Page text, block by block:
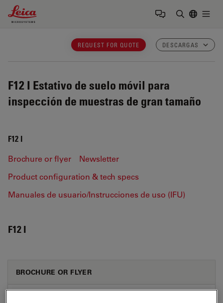
Leica Microsystems Logo
REQUEST FOR QUOTE DESCARGAS
F12 I Estativo de suelo móvil para
inspección de muestras de gran tamaño
F12 I
Brochure or flyer
Newsletter
Product configuration & tech specs
Manuales de usuario/Instrucciones de uso (IFU)
F12 I
BROCHURE OR FLYER